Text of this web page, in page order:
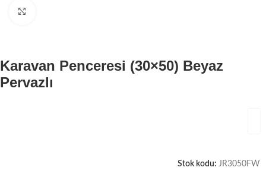
Karavan Penceresi (30×50) Beyaz
Pervazlı
Stok kodu: JR3050FW